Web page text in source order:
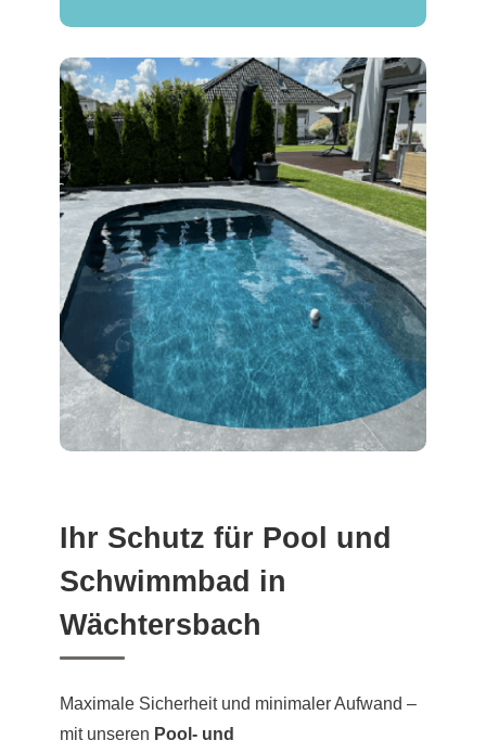
Ihr Schutz für Pool und
Schwimmbad in
Wächtersbach
Maximale Sicherheit und minimaler Aufwand –
mit unseren Pool- und